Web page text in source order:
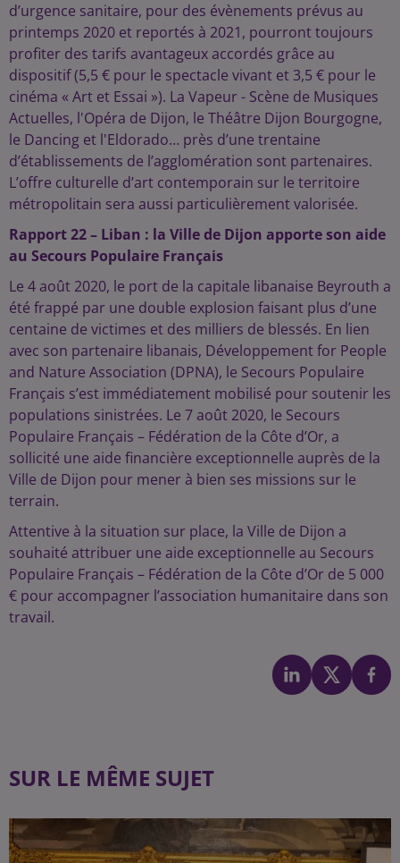
d’urgence sanitaire, pour des évènements prévus au
printemps 2020 et reportés à 2021, pourront toujours
profiter des tarifs avantageux accordés grâce au
dispositif (5,5 € pour le spectacle vivant et 3,5 € pour le
cinéma « Art et Essai »). La Vapeur - Scène de Musiques
Actuelles, l'Opéra de Dijon, le Théâtre Dijon Bourgogne,
le Dancing et l'Eldorado… près d’une trentaine
d’établissements de l’agglomération sont partenaires.
L’offre culturelle d’art contemporain sur le territoire
métropolitain sera aussi particulièrement valorisée.
Rapport 22 – Liban : la Ville de Dijon apporte son aide
au Secours Populaire Français
Le 4 août 2020, le port de la capitale libanaise Beyrouth a
été frappé par une double explosion faisant plus d’une
centaine de victimes et des milliers de blessés. En lien
avec son partenaire libanais, Développement for People
and Nature Association (DPNA), le Secours Populaire
Français s’est immédiatement mobilisé pour soutenir les
populations sinistrées. Le 7 août 2020, le Secours
Populaire Français – Fédération de la Côte d’Or, a
sollicité une aide financière exceptionnelle auprès de la
Ville de Dijon pour mener à bien ses missions sur le
terrain.
Attentive à la situation sur place, la Ville de Dijon a
souhaité attribuer une aide exceptionnelle au Secours
Populaire Français – Fédération de la Côte d’Or de 5 000
€ pour accompagner l’association humanitaire dans son
travail.
SUR LE MÊME SUJET